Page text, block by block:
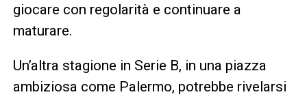
giocare con regolarità e continuare a
maturare.
Un’altra stagione in Serie B, in una piazza
ambiziosa come Palermo, potrebbe rivelarsi